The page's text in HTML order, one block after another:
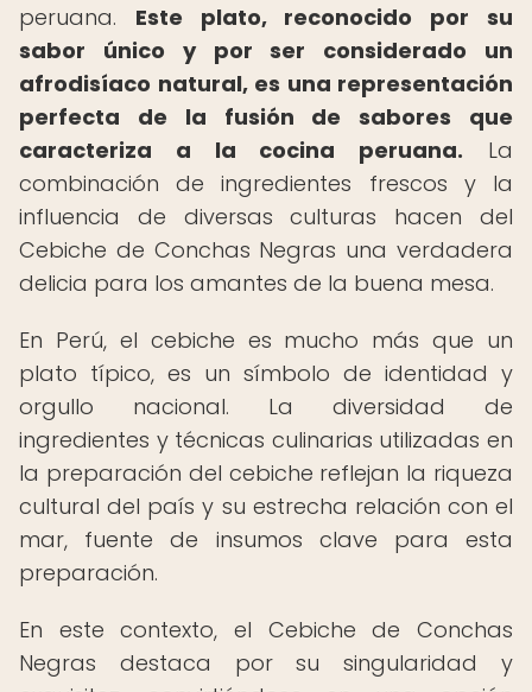
peruana. Este plato, reconocido por su
sabor único y por ser considerado un
afrodisíaco natural, es una representación
perfecta de la fusión de sabores que
caracteriza a la cocina peruana. La
combinación de ingredientes frescos y la
influencia de diversas culturas hacen del
Cebiche de Conchas Negras una verdadera
delicia para los amantes de la buena mesa.
En Perú, el cebiche es mucho más que un
plato típico, es un símbolo de identidad y
orgullo nacional. La diversidad de
ingredientes y técnicas culinarias utilizadas en
la preparación del cebiche reflejan la riqueza
cultural del país y su estrecha relación con el
mar, fuente de insumos clave para esta
preparación.
En este contexto, el Cebiche de Conchas
Negras destaca por su singularidad y